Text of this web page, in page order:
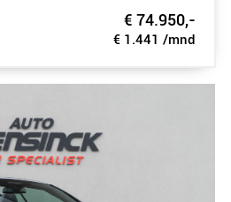
€ 74.950,-
€ 1.441 /mnd